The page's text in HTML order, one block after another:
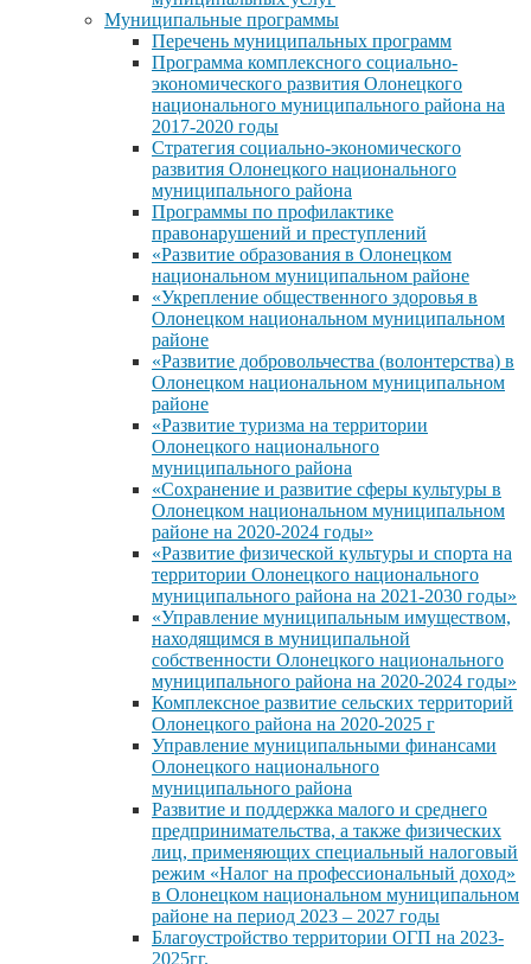
Муниципальные программы
Перечень муниципальных программ
Программа комплексного социально-
экономического развития Олонецкого
национального муниципального района на
2017-2020 годы
Стратегия социально-экономического
развития Олонецкого национального
муниципального района
Программы по профилактике
правонарушений и преступлений
«Развитие образования в Олонецком
национальном муниципальном районе
«Укрепление общественного здоровья в
Олонецком национальном муниципальном
районе
«Развитие добровольчества (волонтерства) в
Олонецком национальном муниципальном
районе
«Развитие туризма на территории
Олонецкого национального
муниципального района
«Сохранение и развитие сферы культуры в
Олонецком национальном муниципальном
районе на 2020-2024 годы»
«Развитие физической культуры и спорта на
территории Олонецкого национального
муниципального района на 2021-2030 годы»
«Управление муниципальным имуществом,
находящимся в муниципальной
собственности Олонецкого национального
муниципального района на 2020-2024 годы»
Комплексное развитие сельских территорий
Олонецкого района на 2020-2025 г
Управление муниципальными финансами
Олонецкого национального
муниципального района
Развитие и поддержка малого и среднего
предпринимательства, а также физических
лиц, применяющих специальный налоговый
режим «Налог на профессиональный доход»
в Олонецком национальном муниципальном
районе на период 2023 – 2027 годы
Благоустройство территории ОГП на 2023-
2025гг.